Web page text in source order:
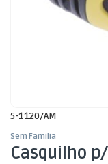
5-1120/AM
Sem Familia
Casquilho